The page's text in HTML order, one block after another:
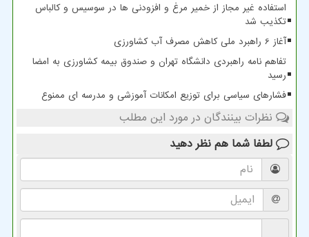
استفاده غیر مجاز از خمیر مرغ و افزودنی ها در سوسیس و کالباس
تکذیب شد
آغاز 6 راهبرد ملی کاهش مصرف آب کشاورزی
تفاهم نامه راهبردی دانشگاه تهران و صندوق بیمه کشاورزی به امضا
رسید
فشارهای سیاسی برای توزیع امکانات آموزشی و مدرسه ای ممنوع
نظرات بینندگان در مورد این مطلب
لطفا شما هم نظر دهید